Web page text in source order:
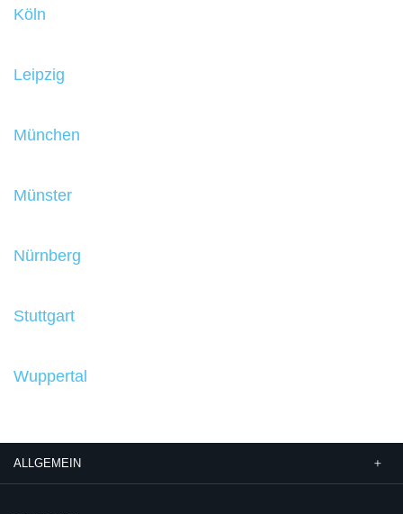
Köln
Leipzig
München
Münster
Nürnberg
Stuttgart
Wuppertal
ALLGEMEIN